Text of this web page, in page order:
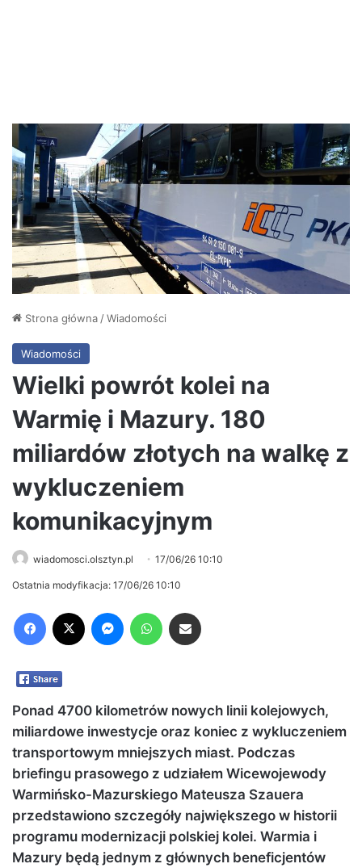
Strona główna /Wiadomości
Wiadomości
Wielki powrót kolei na
Warmię i Mazury. 180
miliardów złotych na walkę z
wykluczeniem
komunikacyjnym
wiadomosci.olsztyn.pl 17/06/26 10:10
Ostatnia modyfikacja: 17/06/26 10:10
Ponad 4700 kilometrów nowych linii kolejowych,
miliardowe inwestycje oraz koniec z wykluczeniem
transportowym mniejszych miast. Podczas
briefingu prasowego z udziałem Wicewojewody
Warmińsko-Mazurskiego Mateusza Szauera
przedstawiono szczegóły największego w historii
programu modernizacji polskiej kolei. Warmia i
Mazury będą jednym z głównych beneficjentów